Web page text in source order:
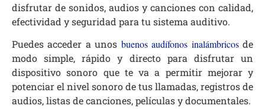
disfrutar de sonidos, audios y canciones con calidad,
efectividad y seguridad para tu sistema auditivo.
Puedes acceder a unos buenos audífonos inalámbricosde
modo simple, rápido y directo para disfrutar un
dispositivo sonoro que te va a permitir mejorar y
potenciar el nivel sonoro de tus llamadas, registros de
audios, listas de canciones, películas y documentales.